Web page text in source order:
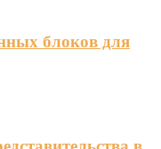
блоков для